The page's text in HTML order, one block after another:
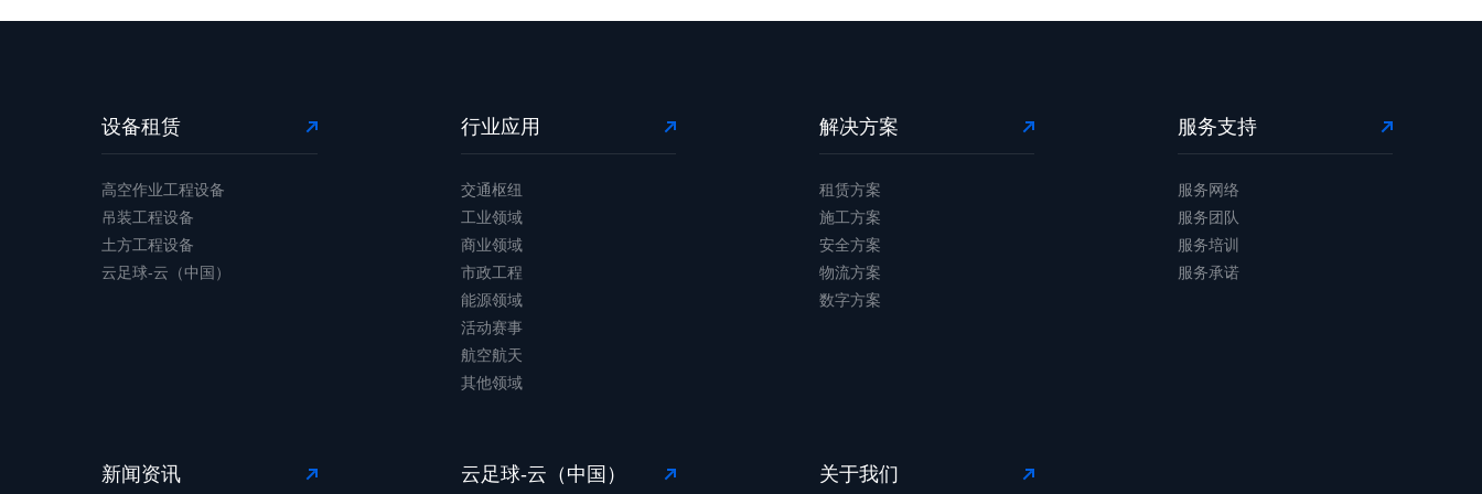
设备租赁
高空作业工程设备
吊装工程设备
土方工程设备
云足球-云（中国）
行业应用
交通枢纽
工业领域
商业领域
市政工程
能源领域
活动赛事
航空航天
其他领域
解决方案
租赁方案
施工方案
安全方案
物流方案
数字方案
服务支持
服务网络
服务团队
服务培训
服务承诺
新闻资讯 云足球-云（中国） 关于我们